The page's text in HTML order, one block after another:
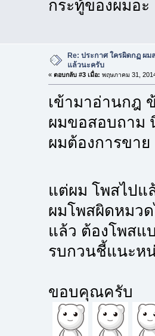
กระทู้ของผมอะ
Re: ประกาศ ใครผิดกฏ ผ
แล้วนะครับ
« ตอบกลับ #3 เมื่อ: พฤษภาคม 31,
เข้ามาอ่านกฎ
ผมขอสอบถาม
ผมต้องการขาย
แต่ผม โพสไป
ผมโพสผิดหมว
แล้ว ต้องโพสแ
รบกวนชี้แนะห
ขอบคุณครับ